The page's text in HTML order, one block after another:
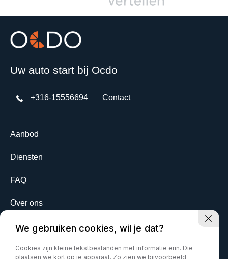
Uw auto start bij Ocdo
+316-15556694 Contact
Aanbod
Diensten
FAQ
Over ons
Contact
We gebruiken cookies, wil je dat?
Cookies zijn kleine tekstbestanden met informatie erin. Die
plaatsen we kort op je apparaat. Zo zien we bijvoorbeeld